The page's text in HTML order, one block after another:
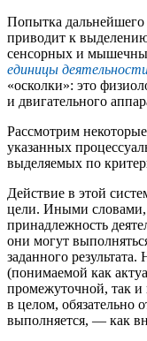
Попытка дальнейшего
приводит к
сенсорных и
единицы
«осколки»: это
и двигательного
Рассмотрим
указанных
выделяемых по
Действие в этой
цели. Иными словами,
принадлежность
они могут
заданного
(понимаемой как
промежуточной, так и
в целом, обязательно
выполняется, — как